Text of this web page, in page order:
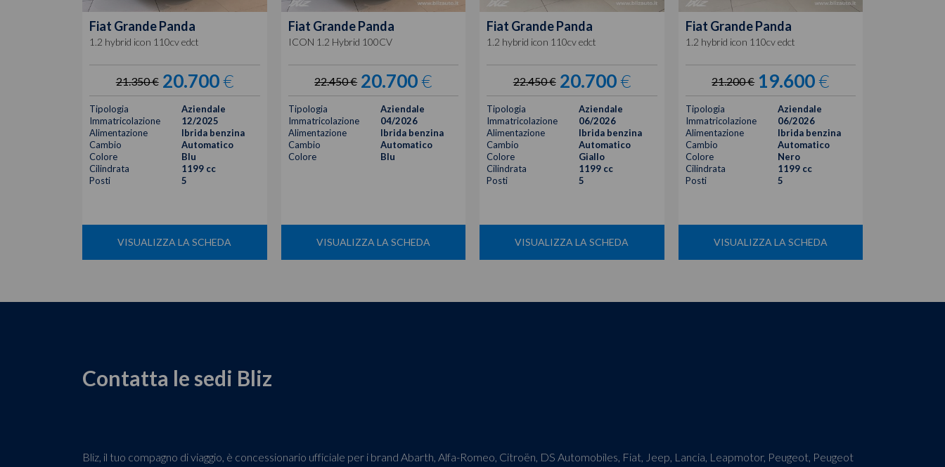
Fiat Grande Panda
1.2 hybrid icon 110cv edct
21.350 € 20.700€
Tipologia
Aziendale
Immatricolazione
12/2025
Alimentazione
Ibrida benzina
Cambio
Automatico
Colore
Blu
Cilindrata
1199 cc
Posti
5
VISUALIZZA LA SCHEDA
Fiat Grande Panda
ICON 1.2 Hybrid 100CV
22.450 € 20.700€
Tipologia
Aziendale
Immatricolazione
04/2026
Alimentazione
Ibrida benzina
Cambio
Automatico
Colore
Blu
VISUALIZZA LA SCHEDA
Fiat Grande Panda
1.2 hybrid icon 110cv edct
22.450 € 20.700€
Tipologia
Aziendale
Immatricolazione
06/2026
Alimentazione
Ibrida benzina
Cambio
Automatico
Colore
Giallo
Cilindrata
1199 cc
Posti
5
VISUALIZZA LA SCHEDA
Fiat Grande Panda
1.2 hybrid icon 110cv edct
21.200 € 19.600€
Tipologia
Aziendale
Immatricolazione
06/2026
Alimentazione
Ibrida benzina
Cambio
Automatico
Colore
Nero
Cilindrata
1199 cc
Posti
5
VISUALIZZA LA SCHEDA
Contatta le sedi Bliz
Bliz, il tuo compagno di viaggio, è concessionario ufficiale per i brand Abarth, Alfa-Romeo, Citroën, DS Automobiles, Fiat, Jeep, Lancia, Leapmotor, Peugeot, Peugeot